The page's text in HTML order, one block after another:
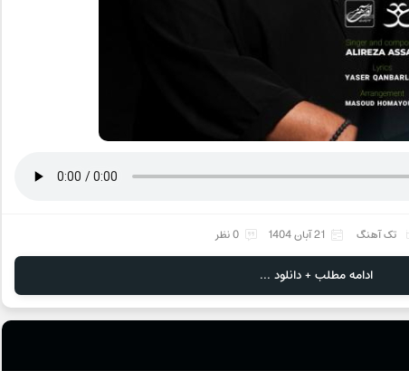
تک آهنگ 21 آبان 1404 0 نظر
ادامه مطلب + دانلود ...